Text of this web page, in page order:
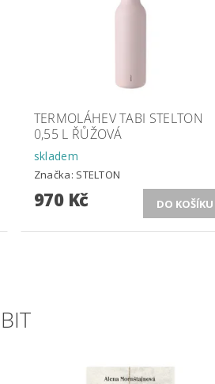
TERMOLÁHEV TABI STELTON
0,55 L ŘŮŽOVÁ
skladem
Značka: STELTON
970 Kč